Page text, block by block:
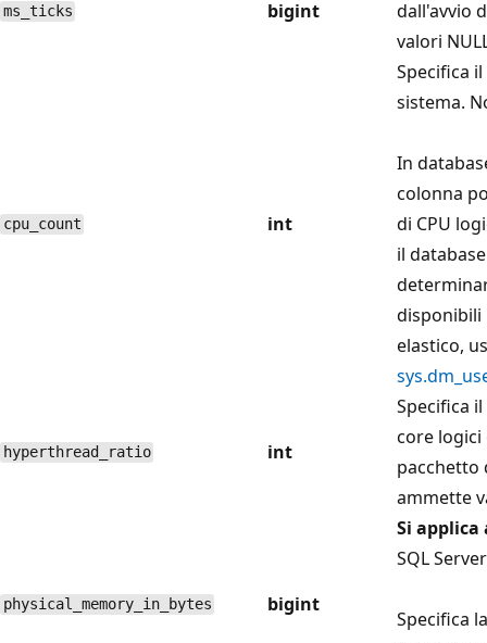
ms_ticks bigint
dall'avvio
valori
cpu_count int
Specifica
sistema.
In
colonna
di CPU
il
disponibili
elastico,
hyperthread_ratio int
Specifica
core logici
pacchetto
ammette
physical_memory_in_bytes bigint
Si applica
SQL
Specifica